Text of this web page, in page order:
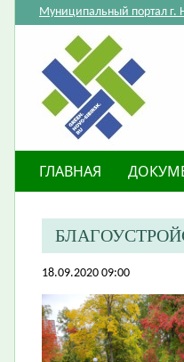
Муниципальный портал г.
ГЛАВНАЯ
18.09.2020 09:00